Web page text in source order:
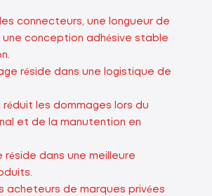
connecteurs, une longueur de
conception adhésive stable
réside dans une logistique de
réduit les dommages lors du
et de la manutention en
réside dans une meilleure
acheteurs de marques privées